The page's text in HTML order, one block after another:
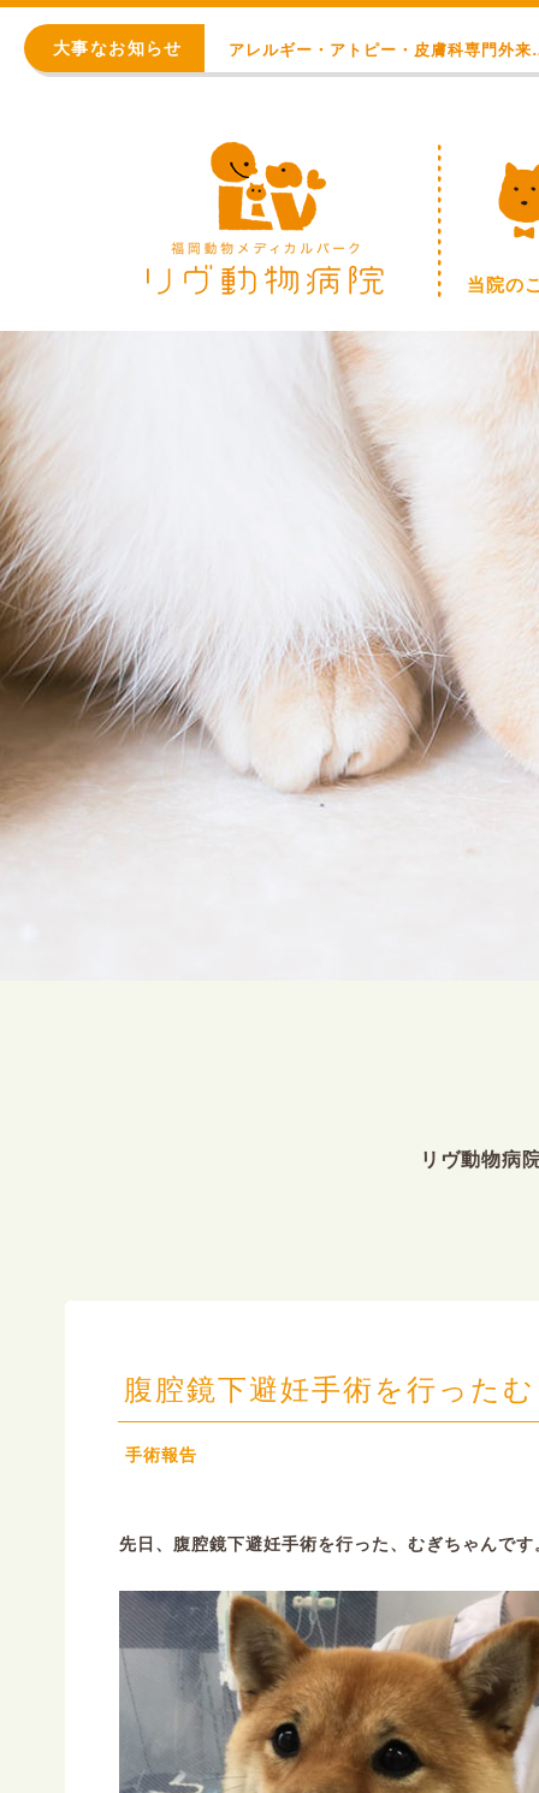
大事なお知らせ アレルギー・ア
WEB予約始まりました！
※重要※ 価格改定のお知らせ
初診 問診入力フォーム
アレルギー・アトピ
WEB予約始まりました！
※重要※ 価格改定のお知らせ
当院の
リヴ動物病
腹腔鏡下避妊手術を行った
手術報告
先日、腹腔鏡下避妊手術を行った、むぎちゃんです